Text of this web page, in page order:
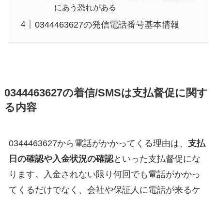
にあう恐れがある
0344463627の発信電話番号基本情報
0344463627の着信/SMSは支払督促に関す
る内容
0344463627から電話がかかってくる理由は、 支払
日の確認や入金状況の確認といった支払督促にな
ります。入金されない限り何回でも電話がかかっ
てくるだけでなく、会社や保証人に電話が来るケ